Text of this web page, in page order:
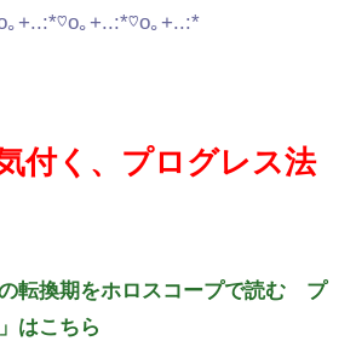
+..:*♡o｡+..:*♡o｡+..:*
付く、プログレス法
の転換期をホロスコープで読む プ
はこちら